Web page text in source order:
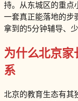
持。从东城区的重点
一套真正能落地的步
拿到的5分钟辅导、
为什么北京家
系
北京的教育生态有其